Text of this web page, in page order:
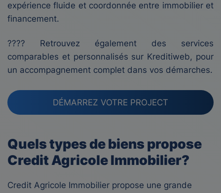
expérience fluide et coordonnée entre immobilier et
financement.
???? Retrouvez également des services
comparables et personnalisés sur Kreditiweb, pour
un accompagnement complet dans vos démarches.
DÉMARREZ VOTRE PROJECT
Quels types de biens propose
Credit Agricole Immobilier?
Credit Agricole Immobilier propose une grande